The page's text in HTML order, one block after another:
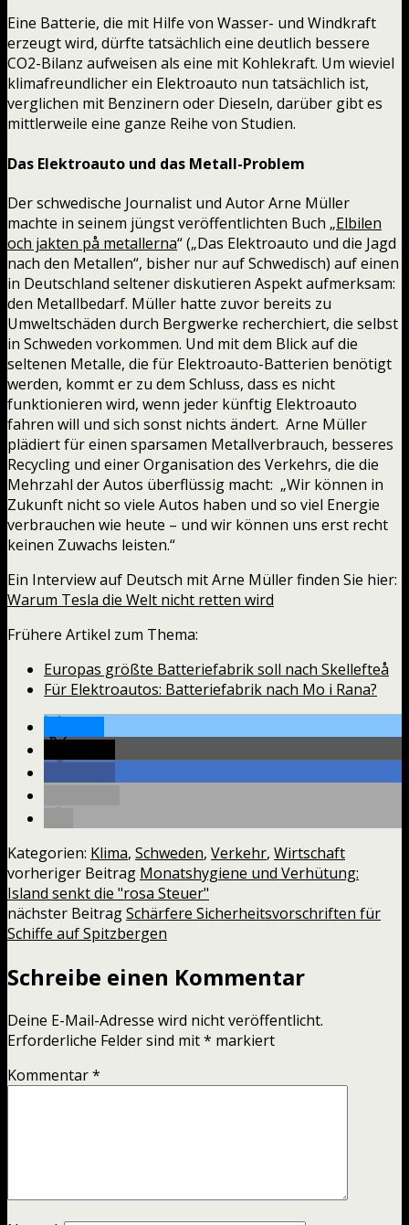
Eine Batterie, die mit Hilfe von Wasser- und Windkraft
erzeugt wird, dürfte tatsächlich eine deutlich bessere
CO2-Bilanz aufweisen als eine mit Kohlekraft. Um wieviel
klimafreundlicher ein Elektroauto nun tatsächlich ist,
verglichen mit Benzinern oder Dieseln, darüber gibt es
mittlerweile eine ganze Reihe von Studien.
Das Elektroauto und das Metall-Problem
Der schwedische Journalist und Autor Arne Müller
machte in seinem jüngst veröffentlichten Buch „Elbilen
och jakten på metallerna“ („Das Elektroauto und die Jagd
nach den Metallen“, bisher nur auf Schwedisch) auf einen
in Deutschland seltener diskutieren Aspekt aufmerksam:
den Metallbedarf. Müller hatte zuvor bereits zu
Umweltschäden durch Bergwerke recherchiert, die selbst
in Schweden vorkommen. Und mit dem Blick auf die
seltenen Metalle, die für Elektroauto-Batterien benötigt
werden, kommt er zu dem Schluss, dass es nicht
funktionieren wird, wenn jeder künftig Elektroauto
fahren will und sich sonst nichts ändert. Arne Müller
plädiert für einen sparsamen Metallverbrauch, besseres
Recycling und einer Organisation des Verkehrs, die die
Mehrzahl der Autos überflüssig macht: „Wir können in
Zukunft nicht so viele Autos haben und so viel Energie
verbrauchen wie heute – und wir können uns erst recht
keinen Zuwachs leisten.“
Ein Interview auf Deutsch mit Arne Müller finden Sie hier:
Warum Tesla die Welt nicht retten wird
Frühere Artikel zum Thema:
Europas größte Batteriefabrik soll nach Skellefteå
Für Elektroautos: Batteriefabrik nach Mo i Rana?
Kategorien: Klima, Schweden, Verkehr, Wirtschaft
vorheriger Beitrag Monatshygiene und Verhütung:
Island senkt die "rosa Steuer"
nächster BeitragSchärfere Sicherheitsvorschriften für
Schiffe auf Spitzbergen
Schreibe einen Kommentar
Deine E-Mail-Adresse wird nicht veröffentlicht.
Erforderliche Felder sind mit* markiert
Kommentar*